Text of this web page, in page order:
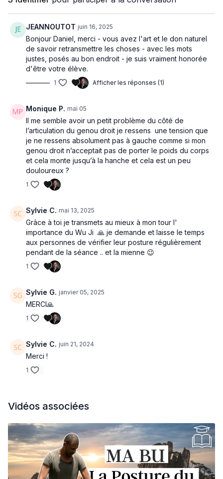
précéde Tai Ji, la manifestation de toutes choses. D'où
l'attribution de ce nom à cette posture initiale qui permet de
mettre en place les conditions idéales afin d'offrir au
mouvement l'espace pour se déployer pleinement (tant sur le
plan corporel que énergétique).
Cette posture permet de nous ancrer à la terre et au ciel :
enracinement et verticalité, tout en organisant notre corps
autour de notre centre essentiel : à la fois centre de gravité et
CONSEILS
Ne vous laissez pas abuser par la simplicité de cette posture
et ne négligez pas son étude. En chine, Wu Ji est assidument
pratiquer par les débutants et encore plus par les pratiquant
avancés.
JEANNOUTOT juin 16, 2025
Bonjour Daniel, merci - vous avez l'art et le don naturel
de savoir retransmettre les choses - avec les mots
justes, posés au bon endroit - je suis vraiment honorée
d'être votre élève.
1 Afficher les réponses (1)
Monique P. mai 05
Il me semble avoir un petit problème du côté de
l’articulation du genou droit je ressens une tension que
je ne ressens absolument pas à gauche comme si mon
genou droit n’acceptait pas de porter le poids du corps
et cela monte jusqu’à la hanche et cela est un peu
douloureux ?
1
Sylvie C. mai 13, 2025
Grâce à toi je transmets au mieux à mon tour l'
importance du Wu Ji 🙏 je demande et laisse le temps
aux personnes de vérifier leur posture régulièrement
pendant de la séance .. et la mienne 😉
1
Sylvie G. janvier 05, 2025
MERCI🙏
1
Sylvie C. juin 21, 2024
Merci !
1
Vidéos associées